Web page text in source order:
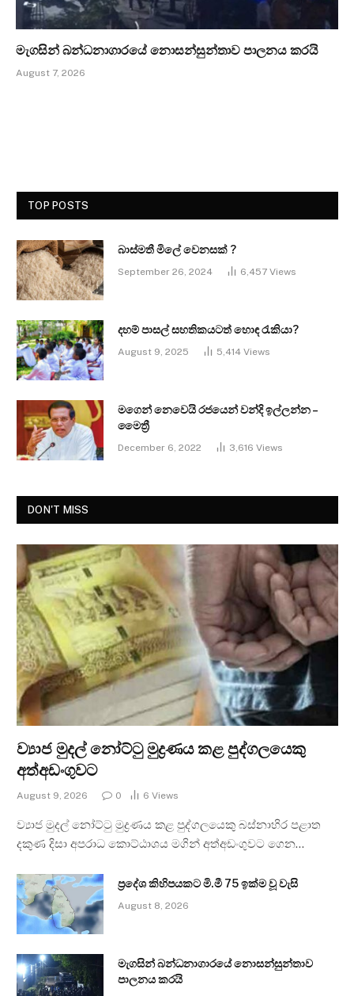
මැගසින් බන්ධනාගාරයේ නොසන්සුන්තාව පාලනය කරයි
August 7, 2026
TOP POSTS
බාස්මතී මිලේ වෙනසක් ?
September 26, 2024 6,457 Views
දහම් පාසල් සහතිකයටත් හොඳ රැකියා?
August 9, 2025 5,414 Views
මගෙන් නෙවෙයි රජයෙන් වන්දි ඉල්ලන්න –
මෛත්‍රී
December 6, 2022 3,616 Views
DON'T MISS
ව්‍යාජ මුදල් නෝට්ටු මුද්‍රණය කළ පුද්ගලයෙකු
අත්අඩංගුවට
August 9, 2026 0 6 Views
ව්‍යාජ මුදල් නෝට්ටු මුද්‍රණය කළ පුද්ගලයෙකු බස්නාහිර පළාත
දකුණ දිසා අපරාධ කොට්ඨාශය මගින් අත්අඩංගුවට ගෙන…
ප්‍රදේශ කිහිපයකට මි.මී 75 ඉක්ම වූ වැසි
August 8, 2026
මැගසින් බන්ධනාගාරයේ නොසන්සුන්තාව
පාලනය කරයි